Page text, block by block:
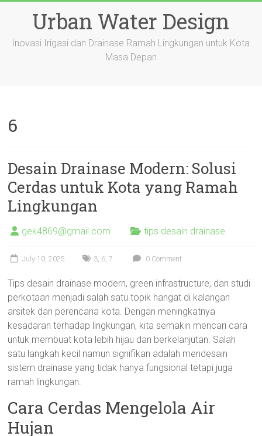
Urban Water Design
Inovasi Irigasi dan Drainase Ramah Lingkungan untuk Kota
Masa Depan
6
Desain Drainase Modern: Solusi
Cerdas untuk Kota yang Ramah
Lingkungan
gek4869@gmail.com tips desain drainase
July 10, 2025 3, 6,7 0 Comment
Tips desain drainase modern, green infrastructure, dan studi
perkotaan menjadi salah satu topik hangat di kalangan
arsitek dan perencana kota. Dengan meningkatnya
kesadaran terhadap lingkungan, kita semakin mencari cara
untuk membuat kota lebih hijau dan berkelanjutan. Salah
satu langkah kecil namun signifikan adalah mendesain
sistem drainase yang tidak hanya fungsional tetapi juga
ramah lingkungan.
Cara Cerdas Mengelola Air
Hujan